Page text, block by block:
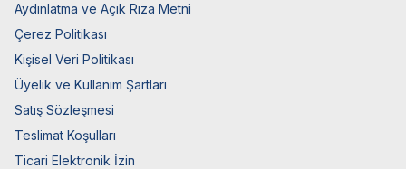
Aydınlatma ve Açık Rıza Metni
Çerez Politikası
Kişisel Veri Politikası
Üyelik ve Kullanım Şartları
Satış Sözleşmesi
Teslimat Koşulları
Ticari Elektronik İzin